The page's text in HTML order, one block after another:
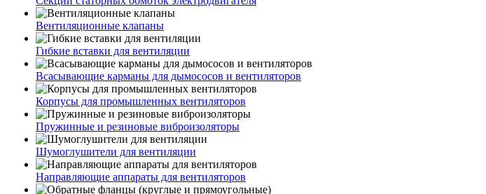
Вентиляционные клапаны
Гибкие вставки для вентиляции
Всасывающие карманы для дымососов и вентиляторов
Корпусы для промышленных вентиляторов
Пружинные и резиновые виброизоляторы
Шумоглушители для вентиляции
Направляющие аппараты для вентиляторов